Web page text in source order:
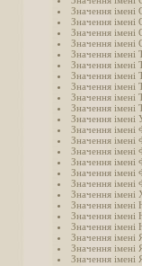
Значення імені
Значення імені
Значення імені
Значення імені
Значення імені
Значення імені
Значення імені
Значення імені
Значення імені
Значення імені
Значення імені
Значення імені
Значення імені
Значення імені
Значення імені
Значення імені
Значення імені
Значення імені
Значення імені
Значення імені
Значення
Значення імені
Значення імені
Значення імені